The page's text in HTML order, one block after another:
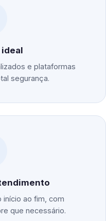
e plataformas
segurança.
início ao fim, com
que necessário.